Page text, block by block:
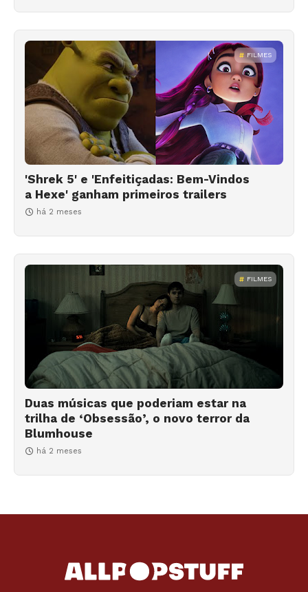
FILMES
'Shrek 5' e 'Enfeitiçadas: Bem-Vindos
a Hexe' ganham primeiros trailers
há 2 meses
FILMES
Duas músicas que poderiam estar na
trilha de ‘Obsessão’, o novo terror da
Blumhouse
há 2 meses